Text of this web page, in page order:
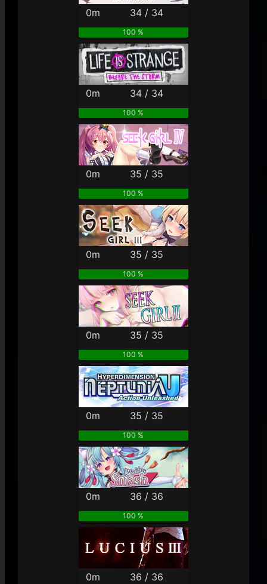
0m 34 / 34
100 %
0m 34 / 34
100 %
0m 35 / 35
100 %
0m 35 / 35
100 %
0m 35 / 35
100 %
0m 35 / 35
100 %
0m 36 / 36
100 %
0m 36 / 36